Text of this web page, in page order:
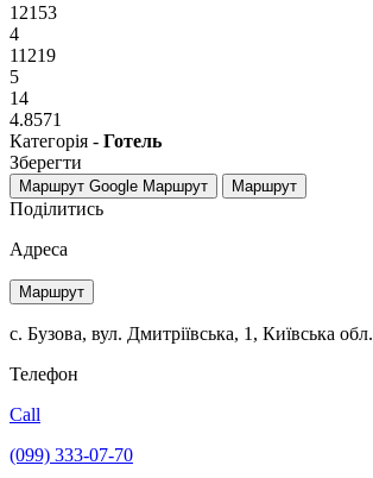
12153
4
11219
5
14
4.8571
Категорія - Готель
Зберегти
Маршрут Google Маршрут Маршрут
Поділитись
Адреса
Маршрут
с. Бузова, вул. Дмитріївська, 1, Київська обл.
Телефон
Call
(099) 333-07-70